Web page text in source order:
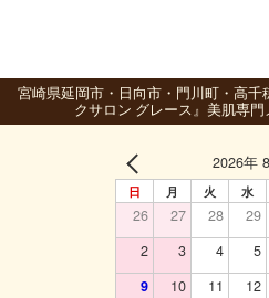
宮崎県延岡市・日向市・門川町・高
クサロン グレース』美肌専門
2026年
日 月 火 水
26 27 28 29
2
3 4 5
9
10 11 12